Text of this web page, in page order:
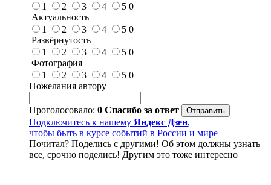
1
2 3 4 5 0
Актуальность
1
2 3 4 5 0
Развёрнутость
1
2 3 4 5 0
Фотография
1
2 3 4 5 0
Пожелания автору
Проголосовало: 0 Спасибо за ответ
Подключитесь к нашему Яндекс Дзен,
чтобы быть в курсе событий в России и мире
Почитал? Поделись с другими! Об этом должны узнать
все, срочно поделись! Другим это тоже интересно